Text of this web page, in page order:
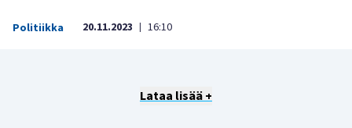
Politiikka 20.11.2023 | 16:10
Lataa lisää +